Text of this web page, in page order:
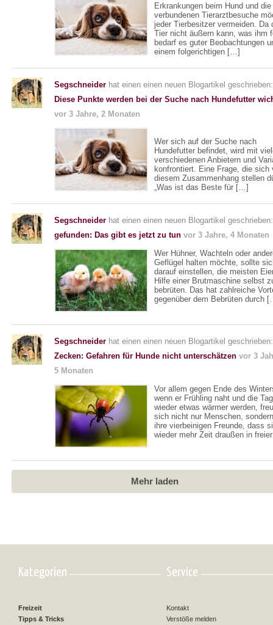
Erkrankungen beim Hund und
verbundenen Tierarztbesuche
jeder Tierbesitzer vermeiden. Da
Tier nicht äußern kann, was ihm
bedarf es guter Beobachtungen
einem folgerichtigen […]
Segschneider hat einen einen neuen Blogartikel geschrieben:
Diese Punkte werden bei der Suche nach Hundefutter
vor 3 Jahre, 2 Monaten
Wer sich auf der Suche nach
Hundefutter befindet, wird mit
verschiedenen Anbietern und
konfrontiert. Eine Frage, die sich
diesem Zusammenhang stellen
„Was ist das Beste für […]
Segschneider hat einen einen neuen Blogartikel
gefunden: Das gibt es jetzt zu tun vor 3 Jahre, 4 Monaten
Wer Hühner, Wachteln oder
Geflügel halten möchte, sollte
darauf einstellen, die meisten
Hilfe einer Brutmaschine selbst
bebrüten. Das hat zahlreiche
gegenüber dem Bebrüten durch
Segschneider hat einen einen neuen Blogartikel geschrieben:
Zecken: Gefahren für Hunde nicht unterschätzen vor 3
5 Monaten
Vor allem gegen Ende des
wenn er Frühling naht und die
wieder etwas wärmer werden,
sich nicht nur Menschen,
ihre vierbeinigen Freunde, dass
wieder mehr Zeit draußen in
Mehr laden
Kategorien
Freizeit
Tipps & Tricks
Service
Kontakt
Verstöße melden